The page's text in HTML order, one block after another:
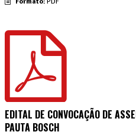
EDITAL DE CONVOCAÇÃO DE
PAUTA BOSCH